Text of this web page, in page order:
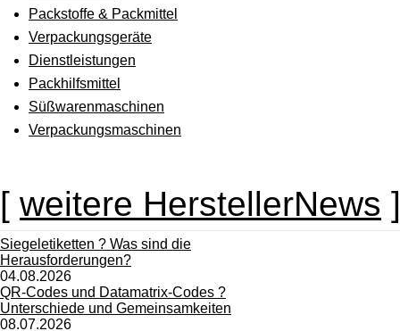
Packstoffe & Packmittel
Verpackungsgeräte
Dienstleistungen
Packhilfsmittel
Süßwarenmaschinen
Verpackungsmaschinen
[ weitere HerstellerNews
Siegeletiketten ? Was sind die
Herausforderungen?
04.08.2026
QR-Codes und Datamatrix-Codes ?
Unterschiede und Gemeinsamkeiten
08.07.2026